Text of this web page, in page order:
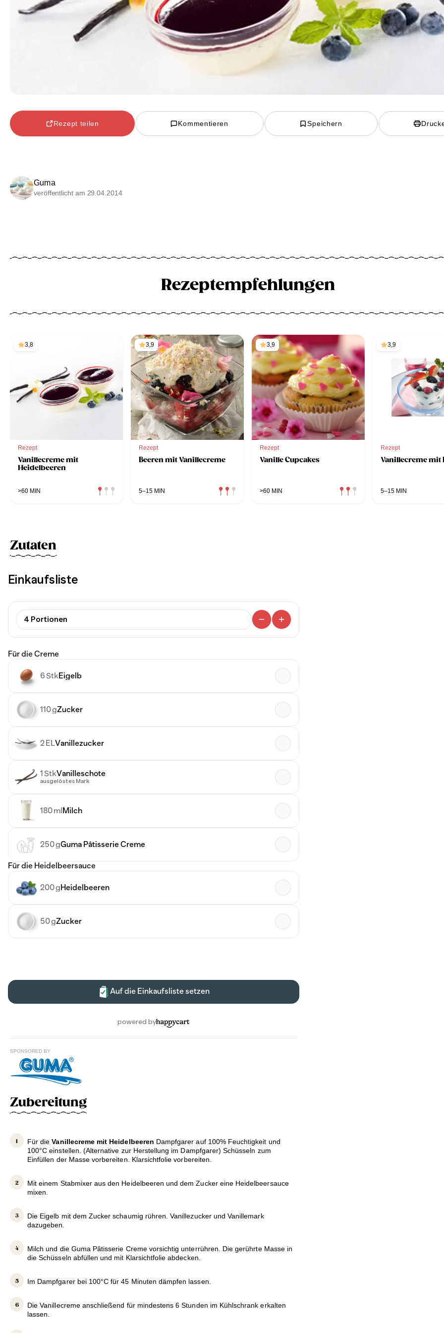
Rezept teilen Kommentieren Speichern
Guma
veröffentlicht am 29.04.2014
Rezeptempfehlungen
3,8
Rezept
Vanillecreme mit
Heidelbeeren
>60 MIN
3,9
Rezept
Beeren mit Vanillecreme
5–15 MIN
3,9
Rezept
Vanille Cupcakes
>60 MIN
3,9
Rezept
Vanillecreme mit
5–15 MIN
Zutaten
SPONSORED BY
Zubereitung
Für dieVanillecreme mit Heidelbeeren Dampfgarer auf 100% Feuchtigkeit und
100°C einstellen. (Alternative zur Herstellung im Dampfgarer) Schüsseln zum
Einfüllen der Masse vorbereiten. Klarsichtfolie vorbereiten.
Mit einem Stabmixer aus den Heidelbeeren und dem Zucker eine Heidelbeersauce
mixen.
Die Eigelb mit dem Zucker schaumig rühren. Vanillezucker und Vanillemark
dazugeben.
Milch und die Guma Pâtisserie Creme vorsichtig unterrühren. Die gerührte Masse in
die Schüsseln abfüllen und mit Klarsichtfolie abdecken.
Im Dampfgarer bei 100°C für 45 Minuten dämpfen lassen.
Die Vanillecreme anschließend für mindestens 6 Stunden im Kühlschrank erkalten
lassen.